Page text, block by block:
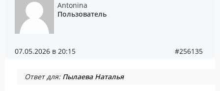
Antonina
Пользователь
07.05.2026 в 20:15 #256135
Ответ для: Пылаева Наталья